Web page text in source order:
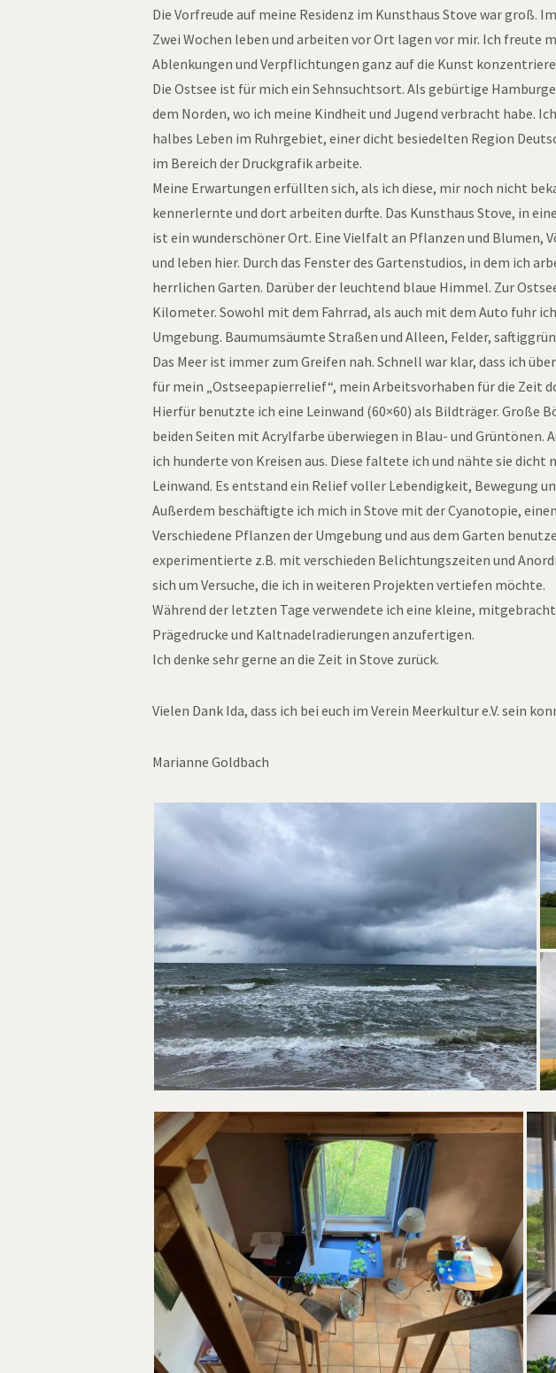
Die Vorfreude auf meine Residenz im Kunsthaus Stove war groß.
Zwei Wochen leben und arbeiten vor Ort lagen vor mir. Ich freute
Ablenkungen und Verpflichtungen ganz auf die Kunst
Die Ostsee ist für mich ein Sehnsuchtsort. Als gebürtige
dem Norden, wo ich meine Kindheit und Jugend verbracht habe.
halbes Leben im Ruhrgebiet, einer dicht besiedelten Region
im Bereich der Druckgrafik arbeite.
Meine Erwartungen erfüllten sich, als ich diese, mir noch nicht
kennerlernte und dort arbeiten durfte. Das Kunsthaus Stove, in
ist ein wunderschöner Ort. Eine Vielfalt an Pflanzen und Blumen,
und leben hier. Durch das Fenster des Gartenstudios, in dem ich
herrlichen Garten. Darüber der leuchtend blaue Himmel. Zur
Kilometer. Sowohl mit dem Fahrrad, als auch mit dem Auto fuhr
Umgebung. Baumumsäumte Straßen und Alleen, Felder,
Das Meer ist immer zum Greifen nah. Schnell war klar, dass ich
für mein „Ostseepapierrelief“, mein Arbeitsvorhaben für die Zeit
Hierfür benutzte ich eine Leinwand (60×60) als Bildträger. Große
beiden Seiten mit Acrylfarbe überwiegen in Blau- und Grüntönen.
ich hunderte von Kreisen aus. Diese faltete ich und nähte sie dicht
Leinwand. Es entstand ein Relief voller Lebendigkeit, Bewegung
Außerdem beschäftigte ich mich in Stove mit der Cyanotopie,
Ver­schiedene Pflanzen der Umgebung und aus dem Garten
experimentierte z.B. mit verschieden Belichtungszeiten und
sich um Versuche, die ich in weiteren Projekten vertiefen möchte.
Während der letzten Tage verwendete ich eine kleine,
Prägedrucke und Kaltnadelradierungen anzufertigen.
Ich denke sehr gerne an die Zeit in Stove zurück.
Vielen Dank Ida, dass ich bei euch im Verein Meerkultur e.V. sein
Marianne Goldbach